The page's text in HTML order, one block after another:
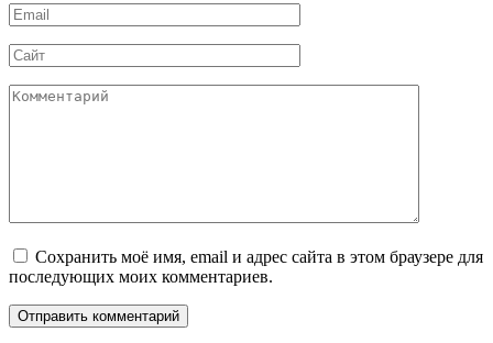
Email
*
Сайт
Комментарий
Сохранить моё имя, email и адрес сайта в этом браузере для
последующих моих комментариев.